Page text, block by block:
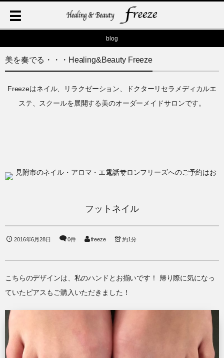
blog
美を奏でる・・・Healing&Beauty Freeze
Freezeはネイル、リラクゼーション、ドクターリセラメディカルエ
ステ、スクールを展開する美のオーダーメイドサロンです。
フットネイル
2016年6月28日 0件 freeze 約1分
こちらのデザインは、私のハンドとお揃いです！ 帰り際に気になっ
ていたピアスもご購入いただきました！